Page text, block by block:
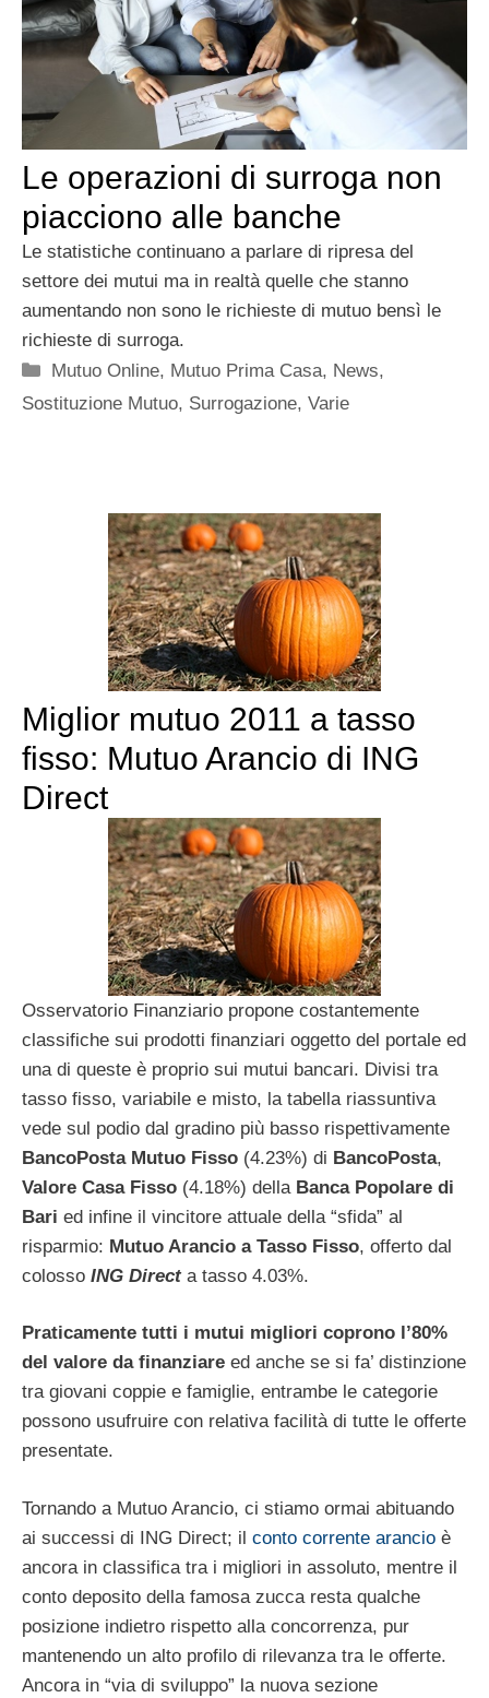
Le operazioni di surroga non
piacciono alle banche
Le statistiche continuano a parlare di ripresa del
settore dei mutui ma in realtà quelle che stanno
aumentando non sono le richieste di mutuo bensì le
richieste di surroga.
Categorie
Mutuo Online, Mutuo Prima Casa, News,
Sostituzione Mutuo, Surrogazione, Varie
Miglior mutuo 2011 a tasso
fisso: Mutuo Arancio di ING
Direct
Osservatorio Finanziario propone costantemente
classifiche sui prodotti finanziari oggetto del portale ed
una di queste è proprio sui mutui bancari. Divisi tra
tasso fisso, variabile e misto, la tabella riassuntiva
vede sul podio dal gradino più basso rispettivamente
BancoPosta Mutuo Fisso (4.23%) di BancoPosta,
Valore Casa Fisso (4.18%) dellaBanca Popolare di
Bari ed infine il vincitore attuale della “sfida” al
risparmio: Mutuo Arancio a Tasso Fisso, offerto dal
colosso ING Directa tasso 4.03%.
Praticamente tutti i mutui migliori coprono l’80%
del valore da finanziare ed anche se si fa’ distinzione
tra giovani coppie e famiglie, entrambe le categorie
possono usufruire con relativa facilità di tutte le offerte
presentate.
Tornando a Mutuo Arancio, ci stiamo ormai abituando
ai successi di ING Direct; il conto corrente arancio è
ancora in classifica tra i migliori in assoluto, mentre il
conto deposito della famosa zucca resta qualche
posizione indietro rispetto alla concorrenza, pur
mantenendo un alto profilo di rilevanza tra le offerte.
Ancora in “via di sviluppo” la nuova sezione